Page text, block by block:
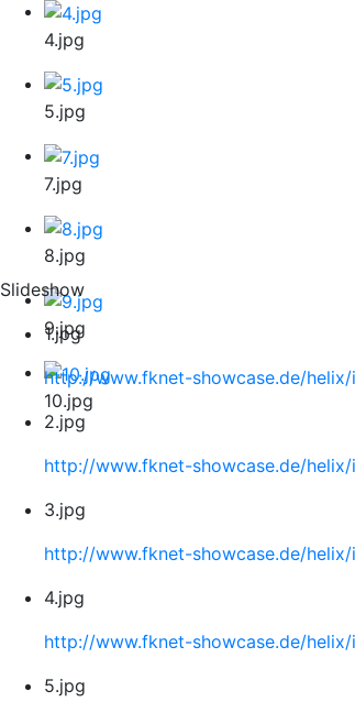
4.jpg
5.jpg
7.jpg
8.jpg
9.jpg
10.jpg
Slideshow
1.jpg
http://www.fknet-showcase.de/helix/
2.jpg
http://www.fknet-showcase.de/
3.jpg
http://www.fknet-showcase.de/
4.jpg
http://www.fknet-showcase.de/
5.jpg